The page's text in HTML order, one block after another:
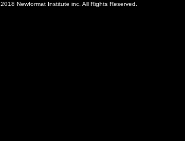
2018 Newformat Institute inc. All Rights Reserved.